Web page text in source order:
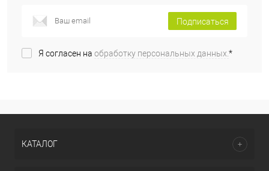
Подписаться
Я согласен на обработку персональных данных.*
КАТАЛОГ